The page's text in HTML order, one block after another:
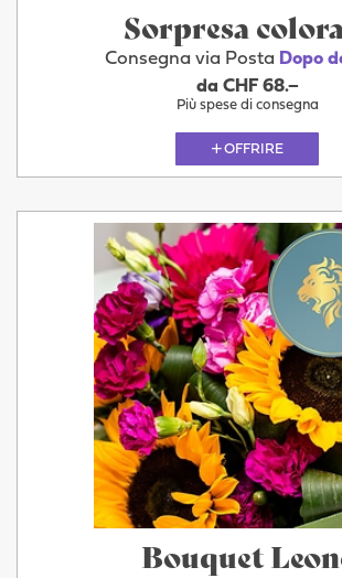
Sorpresa
Consegna via Posta Dopo
da CHF 68.–
Più spese di consegna
OFFRIRE
Bouquet